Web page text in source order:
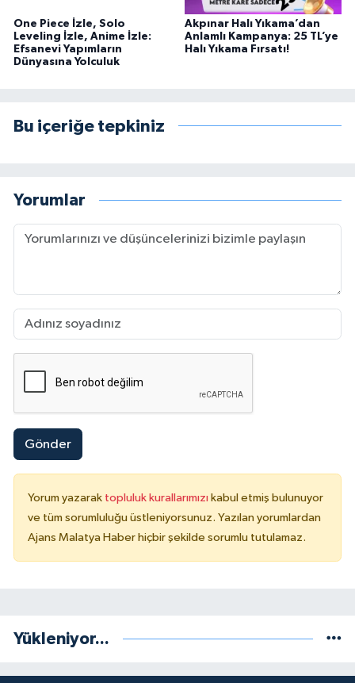
One Piece İzle, Solo
Leveling İzle, Anime İzle:
Efsanevi Yapımların
Dünyasına Yolculuk
Akpınar Halı Yıkama’dan
Anlamlı Kampanya: 25 TL’ye
Halı Yıkama Fırsatı!
Bu içeriğe tepkiniz
Yorumlar
Gönder
Yorum yazarak topluluk kurallarımızı kabul etmiş bulunuyor
ve tüm sorumluluğu üstleniyorsunuz. Yazılan yorumlardan
Ajans Malatya Haber hiçbir şekilde sorumlu tutulamaz.
Yükleniyor...